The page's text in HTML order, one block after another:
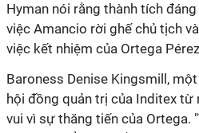
Hyman nói rằng thành tích
việc Amancio rời ghế chủ tịch
việc kết nhiệm của Ortega
Baroness Denise Kingsmill,
hội đồng quản trị của Inditex
vui vì sự thăng tiến của Ortega.